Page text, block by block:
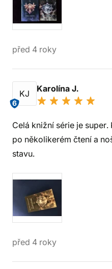
před 4 roky
KJ
6
Karolína J.
Celá knižní série je
po několikerém čtení a
stavu.
před 4 roky